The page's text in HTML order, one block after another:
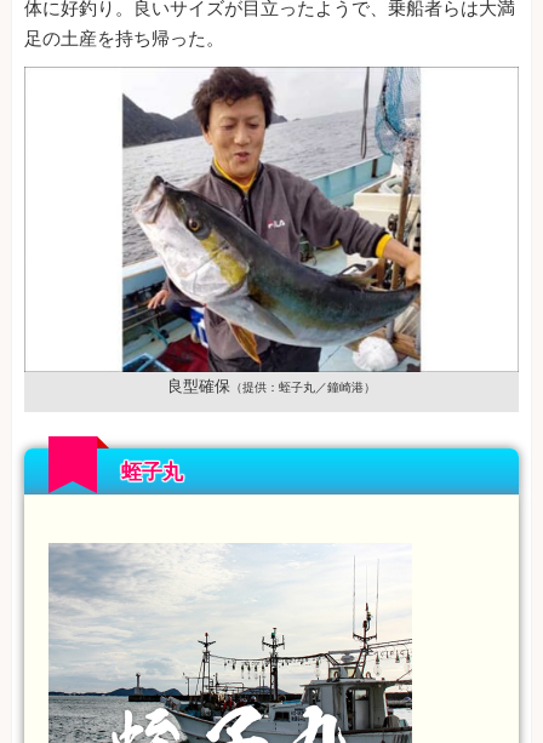
体に好釣り。良いサイズが目立ったようで、乗船者らは大満
足の土産を持ち帰った。
良型確保 （提供：蛭子丸／鐘崎港）
蛭子丸